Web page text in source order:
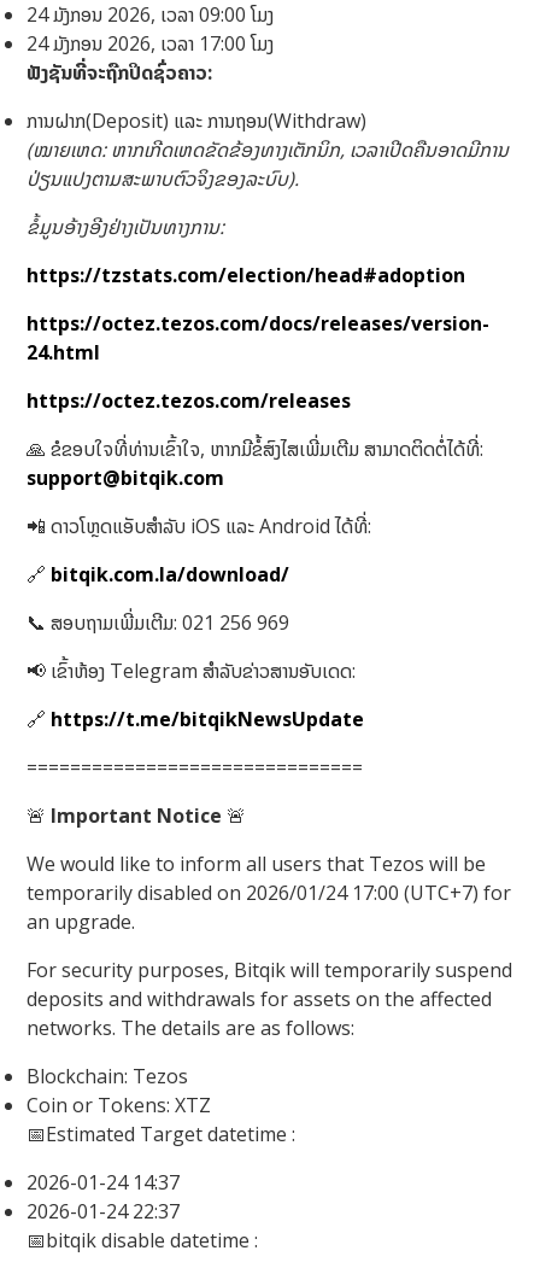
24 ມັງກອນ 2026, ເວລາ 09:00 ໂມງ
24 ມັງກອນ 2026, ເວລາ 17:00 ໂມງ
ຟັງຊັນທີ່ຈະຖືກປິດຊົ່ວຄາວ:
ການຝາກ(Deposit) ແລະ ການຖອນ(Withdraw)
(ໝາຍເຫດ: ຫາກເກີດເຫດຂັດຂ້ອງທາງເຕັກນິກ, ເວລາເປີດຄືນອາດມີການ
ປ່ຽນແປງຕາມສະພາບຕົວຈິງຂອງລະບົບ).
ຂໍ້ມູນອ້າງອີງຢ່າງເປັນທາງການ:
https://tzstats.com/election/head#adoption
https://octez.tezos.com/docs/releases/version-
24.html
https://octez.tezos.com/releases
🙏 ຂໍຂອບໃຈທີ່ທ່ານເຂົ້າໃຈ, ຫາກມີຂໍ້ສົງໄສເພີ່ມເຕີມ ສາມາດຕິດຕໍ່ໄດ້ທີ່:
support@bitqik.com
📲 ດາວໂຫຼດແອັບສໍາລັບ iOS ແລະ Android ໄດ້ທີ່:
🔗 bitqik.com.la/download/
📞 ສອບຖາມເພີ່ມເຕີມ: 021 256 969
📢 ເຂົ້າຫ້ອງ Telegram ສໍາລັບຂ່າວສານອັບເດດ:
🔗 https://t.me/bitqikNewsUpdate
===============================
🚨 Important Notice 🚨
We would like to inform all users that Tezos will be
temporarily disabled on 2026/01/24 17:00 (UTC+7) for
an upgrade.
For security purposes, Bitqik will temporarily suspend
deposits and withdrawals for assets on the affected
networks. The details are as follows:
Blockchain: Tezos
Coin or Tokens: XTZ
📅Estimated Target datetime :
2026-01-24 14:37
2026-01-24 22:37
📅bitqik disable datetime :